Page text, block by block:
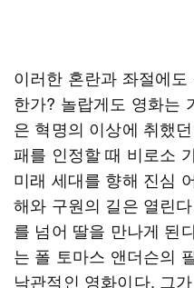
이러한 혼란과 좌절에
한가? 놀랍게도 영화는
은 혁명의 이상에 취했
패를 인정할 때 비로소
미래 세대를 향해 진심
해와 구원의 길은 열린
를 넘어 딸을 만나게 된
는 폴 토마스 앤더슨의
낙관적인 영화이다. 그